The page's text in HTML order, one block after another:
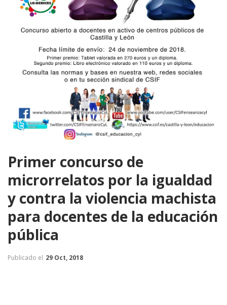
Primer concurso de
microrrelatos por la igualdad
y contra la violencia machista
para docentes de la educación
pública
Publicado el 29 Oct, 2018